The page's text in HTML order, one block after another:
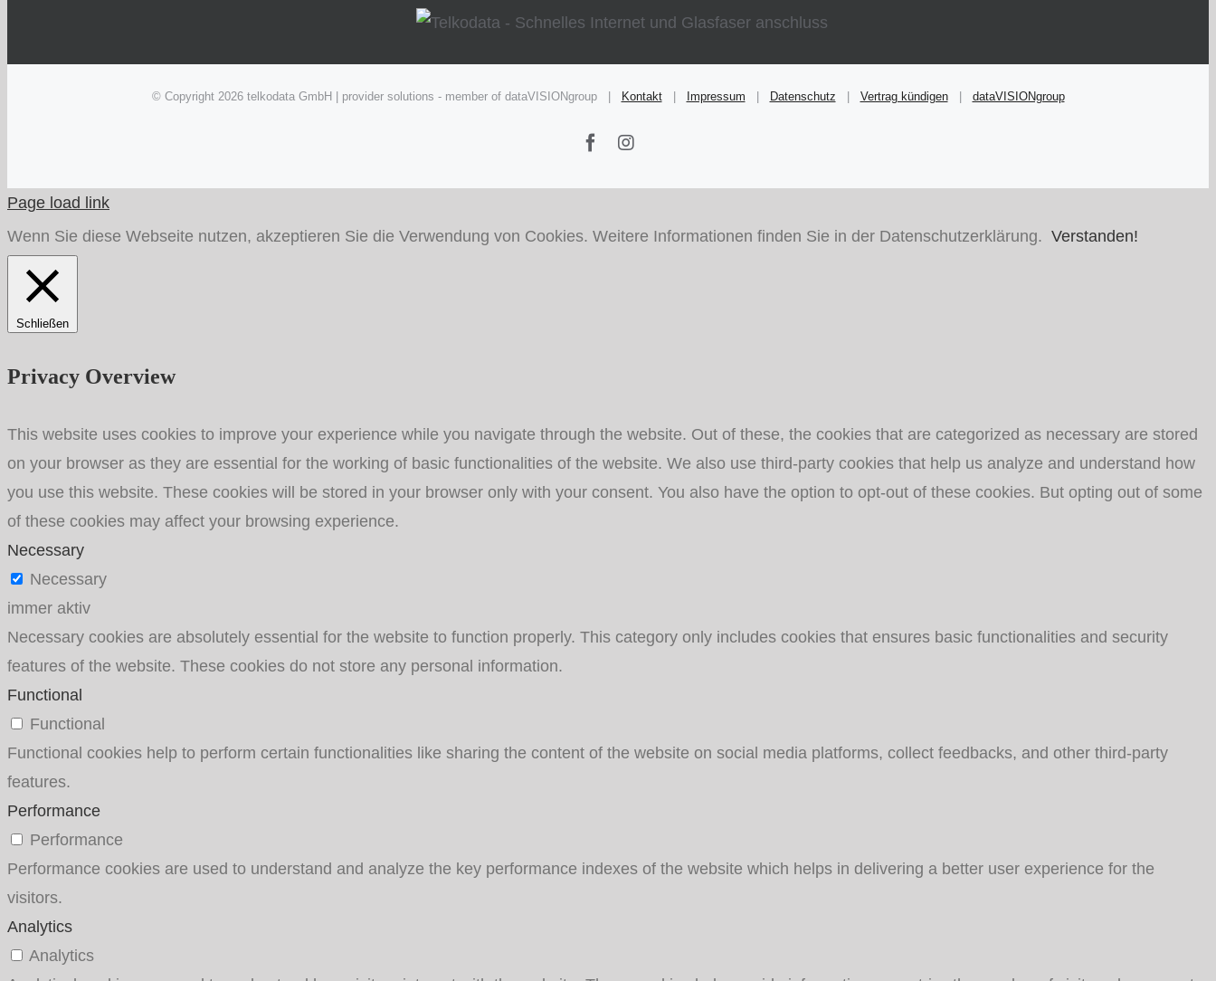
© Copyright 2026 telkodata GmbH | provider solutions - member of dataVISIONgroup | Kontakt| Impressum | Datenschutz | Vertrag kündigen| dataVISIONgroup
FacebookInstagram
Page load link
Wenn Sie diese Webseite nutzen, akzeptieren Sie die Verwendung von Cookies. Weitere Informationen finden Sie in der Datenschutzerklärung. Verstanden!
Schließen
Privacy Overview
This website uses cookies to improve your experience while you navigate through the website. Out of these, the cookies that are categorized as necessary are stored
on your browser as they are essential for the working of basic functionalities of the website. We also use third-party cookies that help us analyze and understand how
you use this website. These cookies will be stored in your browser only with your consent. You also have the option to opt-out of these cookies. But opting out of some
of these cookies may affect your browsing experience.
Necessary
Necessary
immer aktiv
Necessary cookies are absolutely essential for the website to function properly. This category only includes cookies that ensures basic functionalities and security
features of the website. These cookies do not store any personal information.
Functional
Functional
Functional cookies help to perform certain functionalities like sharing the content of the website on social media platforms, collect feedbacks, and other third-party
features.
Performance
Performance
Performance cookies are used to understand and analyze the key performance indexes of the website which helps in delivering a better user experience for the
visitors.
Analytics
Analytics